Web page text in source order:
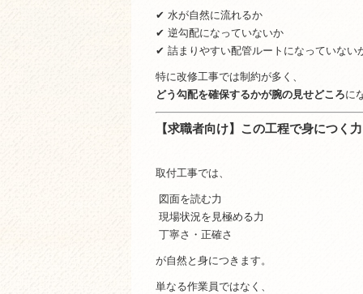
✔ 水が自然に流れるか
✔ 逆勾配になっていないか
✔ 詰まりやすい配管ルートになっていない
特に改修工事では制約が多く、
どう勾配を確保するかが腕の見せどころに
【求職者向け】この工程で身につく力
取付工事では、
図面を読む力
現場状況を見極める力
丁寧さ・正確さ
が自然と身につきます。
単なる作業員ではなく、